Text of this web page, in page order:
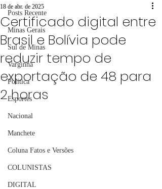
Posts Recente
Minas Gerais
Sul de Minas
Varginha
Política
Esportes
Nacional
Manchete
Coluna Fatos e Versões
COLUNISTAS
DIGITAL
Certificado digital entre
Brasil e Bolívia pode
reduzir tempo de
exportação de 48 para
2 horas
18 de abr. de 2025